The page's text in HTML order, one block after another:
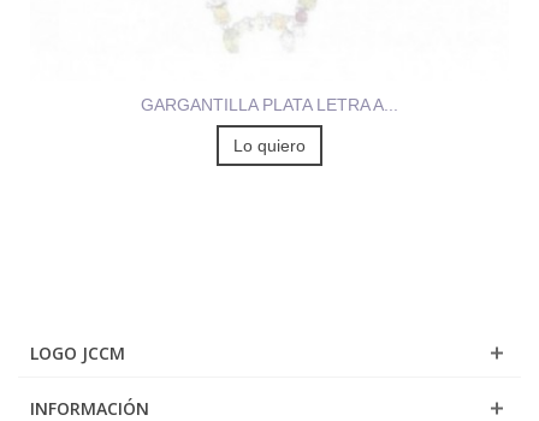
GARGANTILLA PLATA LETRA A...
Lo quiero
LOGO JCCM
INFORMACIÓN